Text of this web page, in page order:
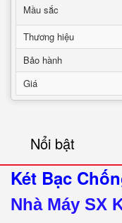
Mầu sắc
Thương hiệu
Bảo hành
Giá
Nổi bật
Két Bạc
Nhà Máy SX